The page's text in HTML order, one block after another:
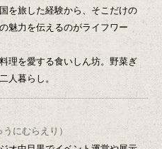
を旅した経験から、そこだけの
魅力を伝えるのがライフワー
理を愛する食いしん坊。野菜ぎ
人暮らし。
にむらえり）